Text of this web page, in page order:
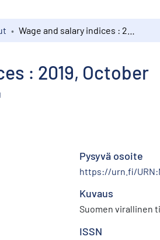
: 2019, October
Pysyvä osoite
https://urn.fi/
Kuvaus
Suomen virallinen
ISSN